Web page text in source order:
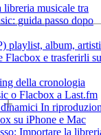
libreria musicale tra
guida passo dopo
playlist, album,
Flacbox e trasferirli su
della cronologia
o Flacbox a Last.fm
In
su iPhone e Mac
Importare la